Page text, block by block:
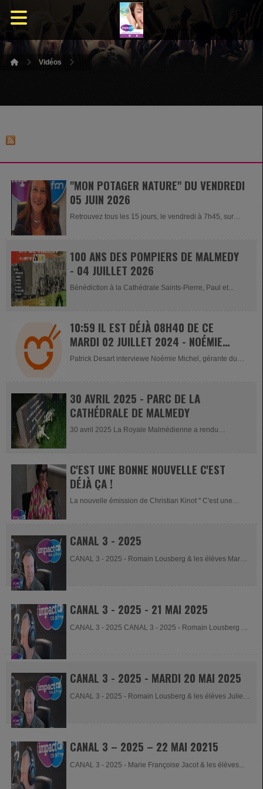
Vidéos
"MON POTAGER NATURE" DU VENDREDI
05 JUIN 2026
Retrouvez tous les 15 jours, le vendredi à 7h45, sur
100 ANS DES POMPIERS DE MALMEDY
- 04 JUILLET 2026
Bénédiction à la Cathédrale Saints-Pierre, Paul et...
10:59 IL EST DÉJÀ 08H40 DE CE
MARDI 02 JUILLET 2024 - NOÉMIE
MICHEL
Patrick Desart interviewe Noémie Michel, gérante du
30 AVRIL 2025 - PARC DE LA
CATHÉDRALE DE MALMEDY
30 avril 2025 La Royale Malmédienne a rendu
C'EST UNE BONNE NOUVELLE C'EST
DÉJÀ ÇA !
La nouvelle émission de Christian Kinot " C'est une
CANAL 3 - 2025
CANAL 3 - 2025 - Romain Lousberg & les élèves Margot
CANAL 3 - 2025 - 21 MAI 2025
CANAL 3 - 2025 CANAL 3 - 2025 - Romain Lousberg &
CANAL 3 - 2025 - MARDI 20 MAI 2025
CANAL 3 - 2025 - Romain Lousberg & les élèves Juliette
CANAL 3 – 2025 – 22 MAI 20215
CANAL 3 - 2025 - Marie Françoise Jacot & les élèves...